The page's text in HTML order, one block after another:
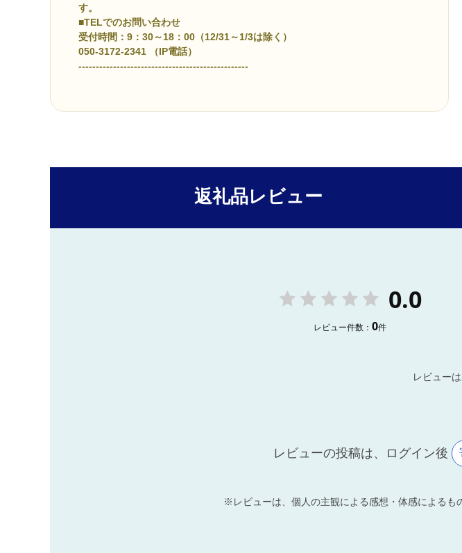
す。
■TELでのお問い合わせ
受付時間：9：30～18：00（12/31～1/3は除く）
050-3172-2341 （IP電話）
-------------------------------------------------
返礼品レビュー
0.0
レビュー件数： 0件
レビュー
レビューの投稿は、ログイン後
※レビューは、個人の主観による感想・体感によるも